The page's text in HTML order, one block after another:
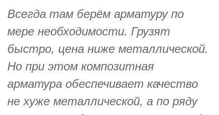
Всегда там берём арматуру по
мере необходимости. Грузят
быстро, цена ниже металлической.
Но при этом композитная
арматура обеспечивает качество
не хуже металлической, а по ряду